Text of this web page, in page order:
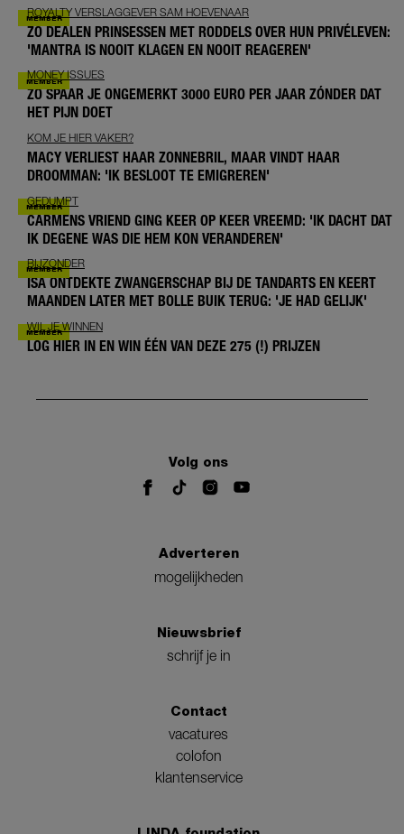
ROYALTY VERSLAGGEVER SAM HOEVENAAR
ZO DEALEN PRINSESSEN MET RODDELS OVER HUN PRIVÉLEVEN:
'MANTRA IS NOOIT KLAGEN EN NOOIT REAGEREN'
MONEY ISSUES
ZO SPAAR JE ONGEMERKT 3000 EURO PER JAAR ZÓNDER DAT
HET PIJN DOET
KOM JE HIER VAKER?
MACY VERLIEST HAAR ZONNEBRIL, MAAR VINDT HAAR
DROOMMAN: 'IK BESLOOT TE EMIGREREN'
GEDUMPT
CARMENS VRIEND GING KEER OP KEER VREEMD: 'IK DACHT DAT
IK DEGENE WAS DIE HEM KON VERANDEREN'
BIJZONDER
ISA ONTDEKTE ZWANGERSCHAP BIJ DE TANDARTS EN KEERT
MAANDEN LATER MET BOLLE BUIK TERUG: 'JE HAD GELIJK'
WIL JE WINNEN
LOG HIER IN EN WIN ÉÉN VAN DEZE 275 (!) PRIJZEN
Volg ons
Adverteren
mogelijkheden
Nieuwsbrief
schrijf je in
Contact
vacatures
colofon
klantenservice